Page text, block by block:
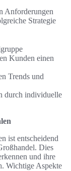
Anforderungen
Strategie
Kunden einen
Trends und
durch individuelle
ist entscheidend
Dies
und ihre
Wichtige Aspekte